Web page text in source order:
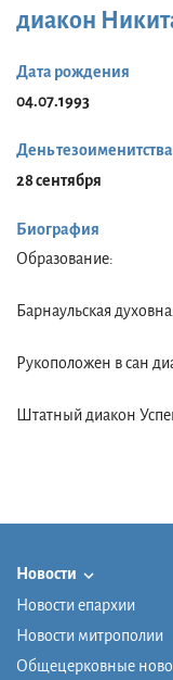
диакон
Дата рождения
04.07.1993
День тезоименитства
28 сентября
Биография
Образование:
Барнаульская
Рукоположен в сан
Штатный диакон
Новости
Новости епархии
Новости митрополии
Общецерковные